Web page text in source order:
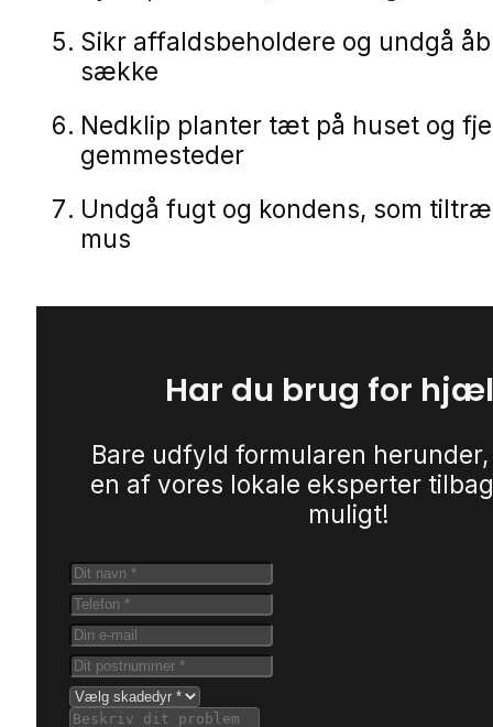
Sikr affaldsbeholdere og undgå
sække
Nedklip planter tæt på huset og
gemmesteder
Undgå fugt og kondens, som
mus
Har du brug for
Bare udfyld formularen
en af vores lokale eksperter
muligt!